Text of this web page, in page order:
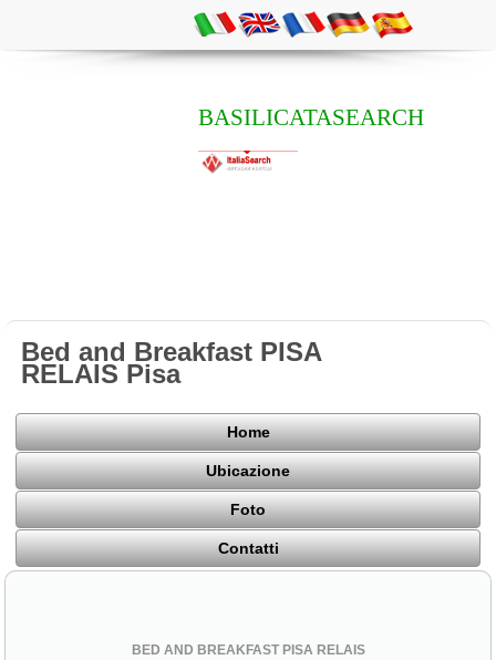
BASILICATASEARCH
Bed and Breakfast PISA
RELAIS Pisa
Home
Ubicazione
Foto
Contatti
BED AND BREAKFAST PISA RELAIS